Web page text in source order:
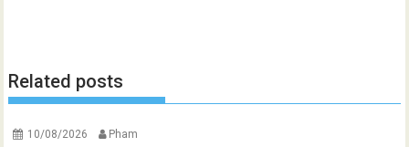
Related posts
10/08/2026 Pham